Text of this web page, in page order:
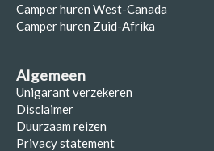
Camper huren West-Canada
Camper huren Zuid-Afrika
Algemeen
Unigarant verzekeren
Disclaimer
Duurzaam reizen
Privacy statement